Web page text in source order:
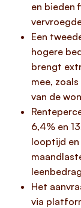
en bieden
Een
hogere
brengt
mee,
van de
6,4% en
looptijd
Het
via